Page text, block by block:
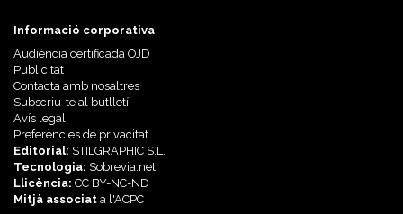
Informació corporativa
Audiència certificada OJD
Publicitat
Contacta amb nosaltres
Subscriu-te al butlletí
Avís legal
Preferències de privacitat
Editorial: STILGRAPHIC S.L.
Tecnologia: Sobrevia.net
Llicència: CC BY-NC-ND
Mitjà associat a l'ACPC